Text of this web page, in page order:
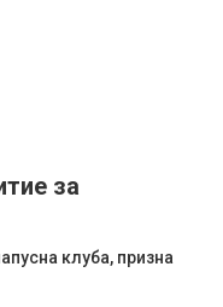
за
клуба, призна